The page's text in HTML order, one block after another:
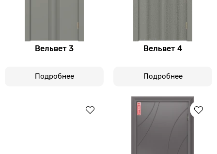
Вельвет 3
Подробнее
Вельвет 4
Подробнее